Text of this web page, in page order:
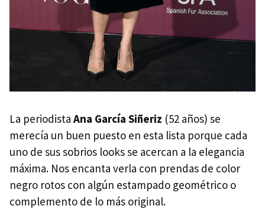
La periodista Ana García Siñeriz (52 años) se
merecía un buen puesto en esta lista porque cada
uno de sus sobrios looks se acercan a la elegancia
máxima. Nos encanta verla con prendas de color
negro rotos con algún estampado geométrico o
complemento de lo más original.